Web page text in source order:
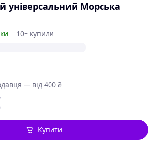
універсальний Морська
10+ купили
— від 400 ₴
Купити